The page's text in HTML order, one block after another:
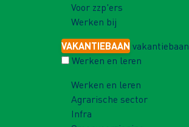
Voor zzp'ers
Werken bij
VAKANTIEBAAN vakantiebaan
Werken en leren
Werken en leren
Agrarische sector
Infra